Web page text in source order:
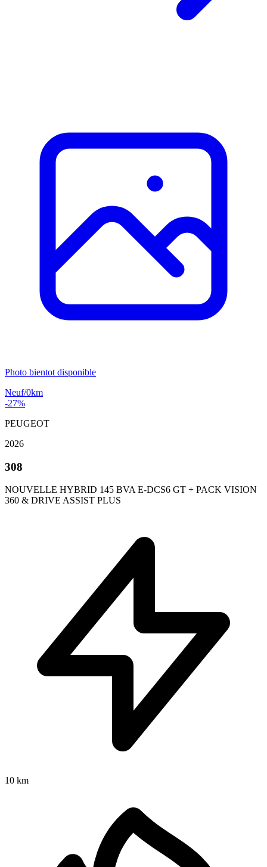
Photo bientot disponible
Neuf/0km
-27%
PEUGEOT
2026
308
NOUVELLE HYBRID 145 BVA E-DCS6 GT + PACK VISION
360 & DRIVE ASSIST PLUS
10 km